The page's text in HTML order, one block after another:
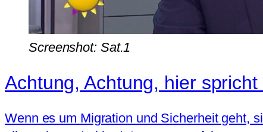
Screenshot: Sat.1
Achtung, Achtung, hier
Wenn es um Migration und Sicherheit geht,